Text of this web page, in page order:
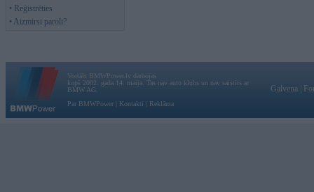
• Reģistrēties
• Aizmirsi paroli?
Vortāls BMWPower.lv darbojas
kopš 2002. gada 14. maija. Tas nav auto klubs un nav saistīts ar
BMW AG.
Par BMWPower
Kontakti Reklāma
Galvena